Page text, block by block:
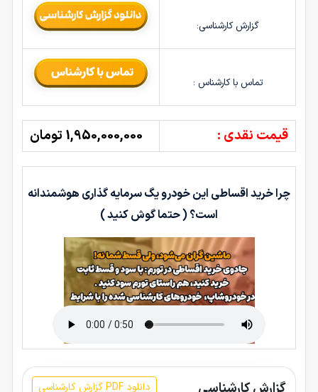
گزارش کارشناسی:
تماس با کارشناس :
قیمت نقدی : 1,950,000,000 تومان
چرا خرید اقساطی این خودرو یگ سرمایه گذاری هوشمندانه
است؟ ( حتما گوش کنید )
دانلود PDF گزارش کارشناسی